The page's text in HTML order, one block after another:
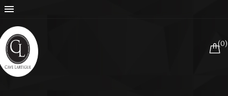

(0)